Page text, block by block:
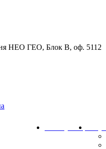
НЕО ГЕО, Блок В, оф. 5112
Калькулятор